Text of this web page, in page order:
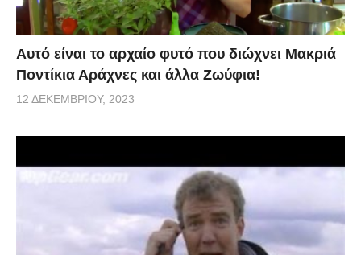
Αυτό είναι το αρχαίο φυτό που διώχνει Μακριά
Ποντίκια Αράχνες και άλλα Ζωύφια!
12 ΔΕΚΕΜΒΡΊΟΥ, 2023